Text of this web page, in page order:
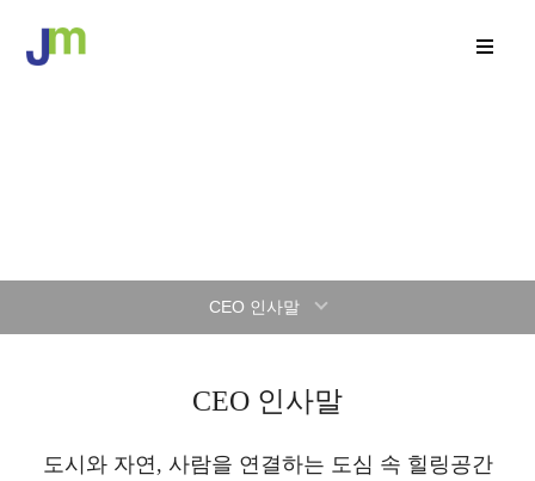
CEO 인사말
CEO 인사말
도시와 자연, 사람을 연결하는 도심 속 힐링공간